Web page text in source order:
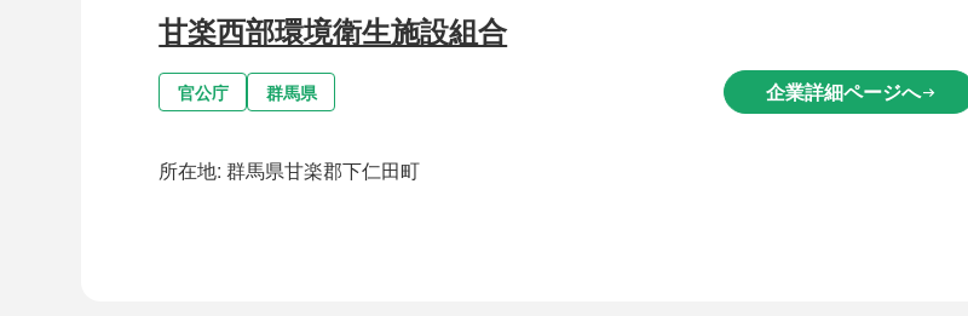
甘楽西部環境衛生施設組合
官公庁 群馬県 企業詳細ページへarrow_right_alt
所在地:群馬県甘楽郡下仁田町